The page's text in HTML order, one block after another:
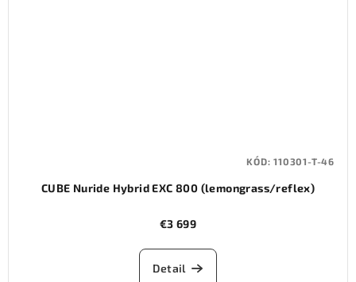
CUBE Nuride Hybrid EXC 800 (lemongrass/reflex)
€3 699
Detail
KÓD:110301-T-46